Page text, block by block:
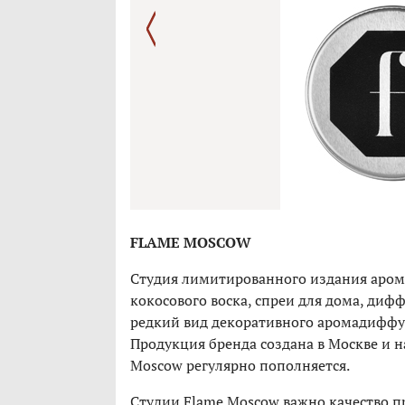
FLAME MOSCOW
Студия лимитированного издания
кокосового воска, спреи для дома,
редкий вид декоративного
Продукция бренда создана в Москве и
Moscow регулярно пополняется.